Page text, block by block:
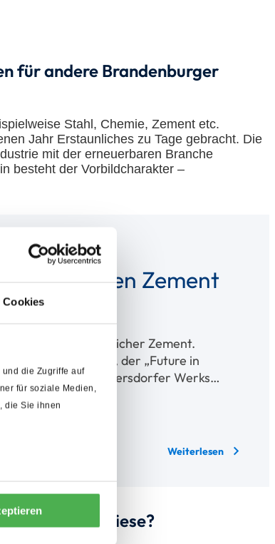
Cookies
die Zugriffe auf
für soziale Medien,
die Sie ihnen
für andere Brandenburger
Stahl, Chemie, Zement etc.
Jahr Erstaunliches zu Tage gebracht. Die
mit der erneuerbaren Branche
besteht der Vorbildcharakter –
Zement
ein umweltfreundlicher Zement.
der „Future in
seines Rüdersdorfer Werks
Innovation
Weiterlesen arrow_forward_ios
diese?